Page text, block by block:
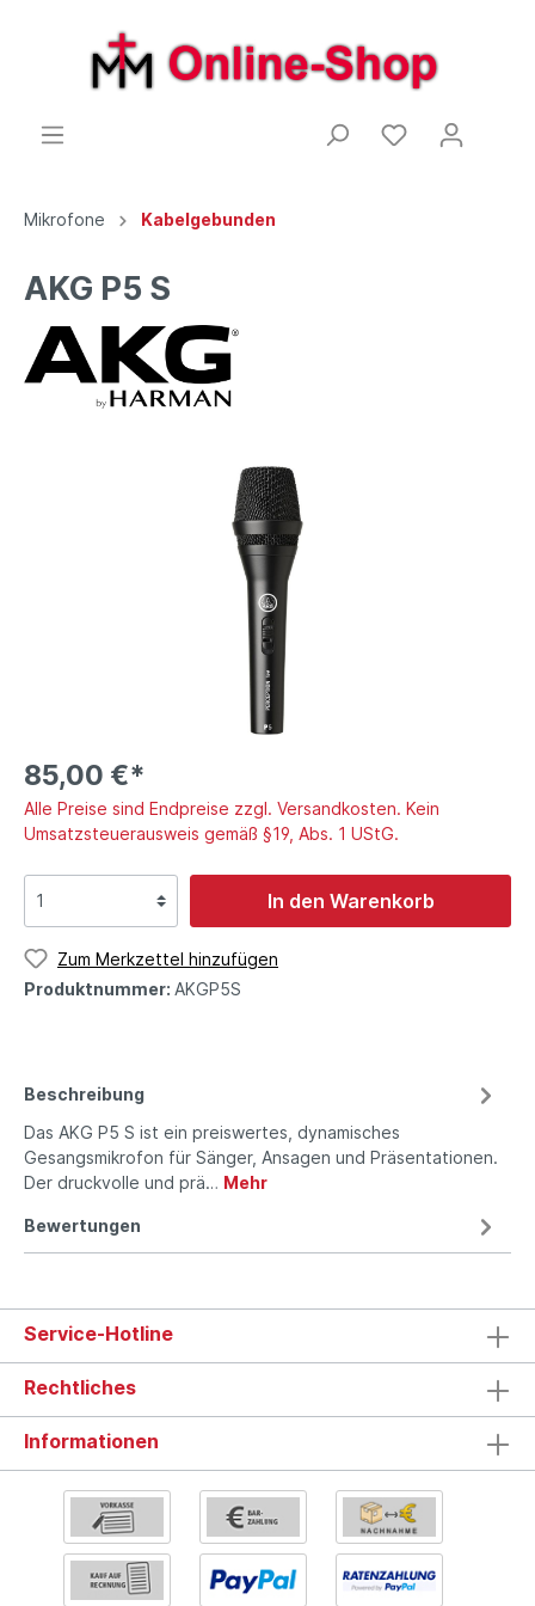
Mikrofone Kabelgebunden
AKG P5 S
85,00 €*
Alle Preise sind Endpreise zzgl. Versandkosten. Kein
Umsatzsteuerausweis gemäß §19, Abs. 1 UStG.
In den Warenkorb
Zum Merkzettel hinzufügen
Produktnummer: AKGP5S
Beschreibung
Das AKG P5 S ist ein preiswertes, dynamisches
Gesangsmikrofon für Sänger, Ansagen und Präsentationen.
Der druckvolle und prä… Mehr
Bewertungen
Service-Hotline
Rechtliches
Informationen